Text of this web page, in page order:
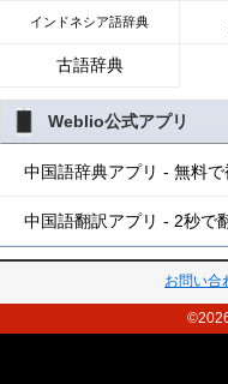
インドネシア語辞典
古語辞典
Weblio公式アプリ
中国語辞典アプリ - 無料
中国語翻訳アプリ - 2秒で
お問い合